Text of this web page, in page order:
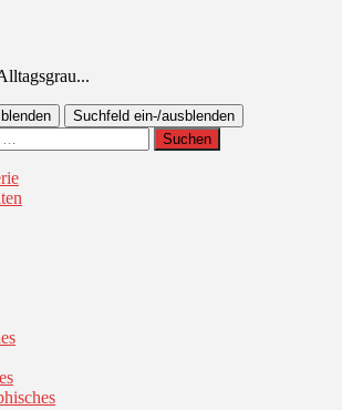
Suchfeld ein-/ausblenden